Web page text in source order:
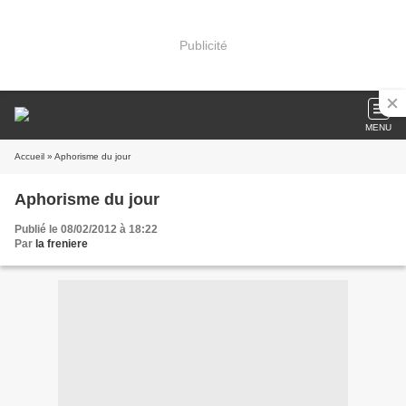
Publicité
MENU
Accueil » Aphorisme du jour
Aphorisme du jour
Publié le 08/02/2012 à 18:22
Par la freniere